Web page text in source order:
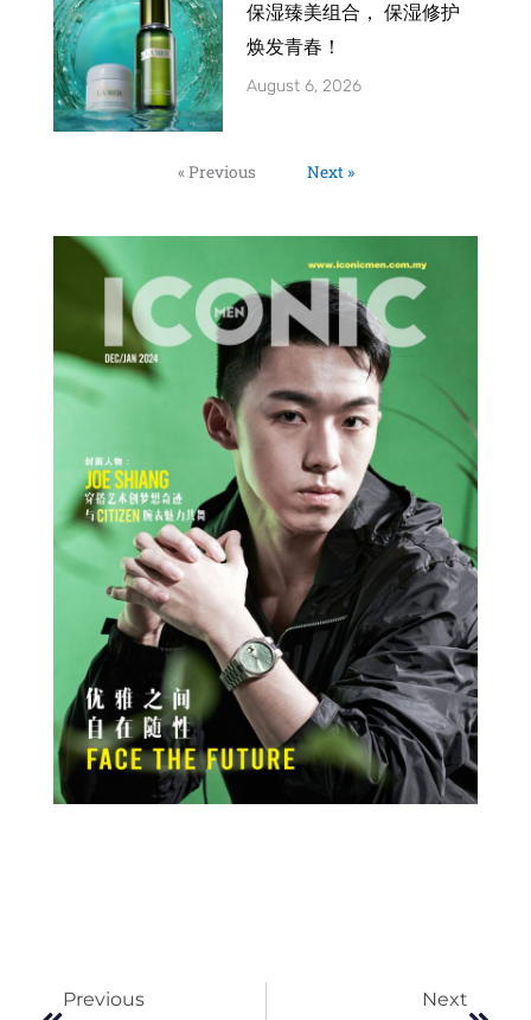
保湿臻美组合， 保湿修护
焕发青春！
August 6, 2026
« Previous Next »
Previous Next